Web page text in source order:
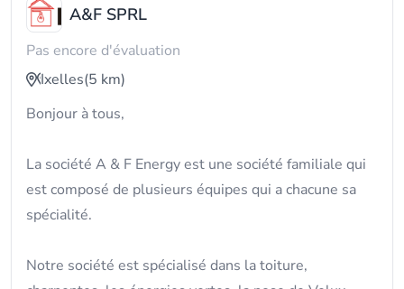
A&F SPRL
Pas encore d'évaluation
Ixelles(5 km)
Bonjour à tous,
La société A & F Energy est une société familiale qui
est composé de plusieurs équipes qui a chacune sa
spécialité.
Notre société est spécialisé dans la toiture,